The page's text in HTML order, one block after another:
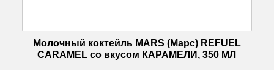
Молочный коктейль MARS (Марс) REFUEL
CARAMEL со вкусом КАРАМЕЛИ, 350 МЛ